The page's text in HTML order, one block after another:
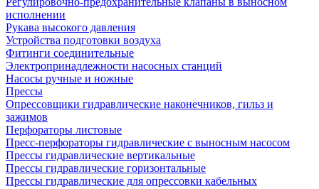
исполнении
Рукава высокого давления
Устройства подготовки воздуха
Фитинги соединительные
Электропринадлежности насосных станций
Насосы ручные и ножные
Прессы
Опрессовщики гидравлические наконечников, гильз и
зажимов
Перфораторы листовые
Пресс-перфораторы гидравлические с выносным насосом
Прессы гидравлические вертикальные
Прессы гидравлические горизонтальные
Прессы гидравлические для опрессовки кабельных